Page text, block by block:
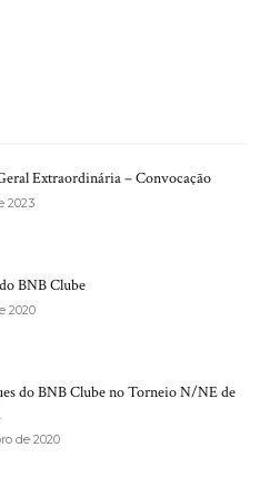
Extraordinária – Convocação
2023
BNB Clube
2020
do BNB Clube no Torneio N/NE de
de 2020